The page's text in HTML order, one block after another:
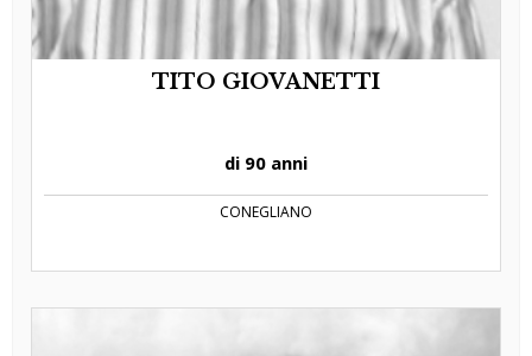
TITO GIOVANETTI
di 90 anni
CONEGLIANO